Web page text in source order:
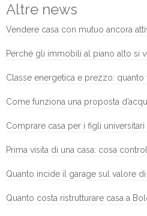
Altre news
Vendere casa con mutuo ancora
Perché gli immobili al piano alto si
Classe energetica e prezzo: quanto
Come funziona una proposta
Comprare casa per i figli
Prima visita di una casa: cosa
Quanto incide il garage sul valore
Quanto costa ristrutturare casa a